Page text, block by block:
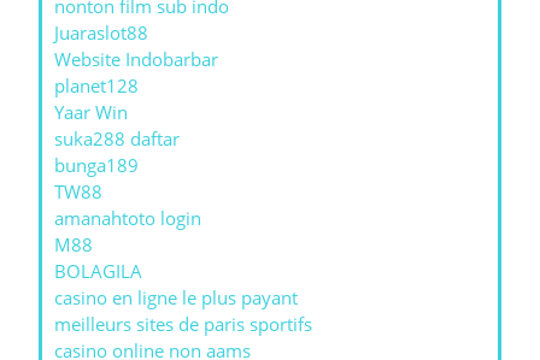
nonton film sub indo
Juaraslot88
Website Indobarbar
planet128
Yaar Win
suka288 daftar
bunga189
TW88
amanahtoto login
M88
BOLAGILA
casino en ligne le plus payant
meilleurs sites de paris sportifs
casino online non aams